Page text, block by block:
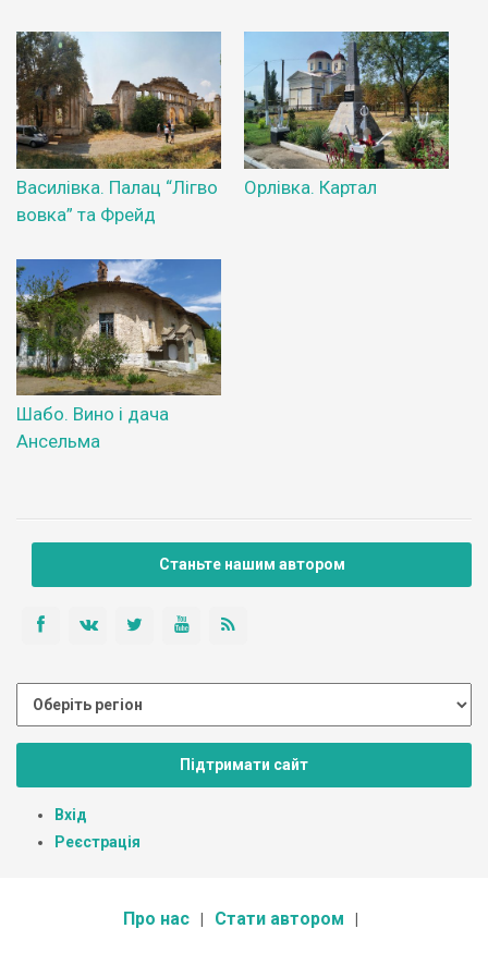
Василівка. Палац “Лігво
вовка” та Фрейд
Орлівка. Картал
Шабо. Вино і дача
Ансельма
Станьте нашим автором
Підтримати сайт
Вхід
Реєстрація
Про нас Стати автором